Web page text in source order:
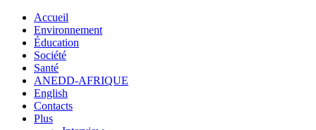
Accueil
Environnement
Éducation
Société
Santé
ANEDD-AFRIQUE
English
Contacts
Plus